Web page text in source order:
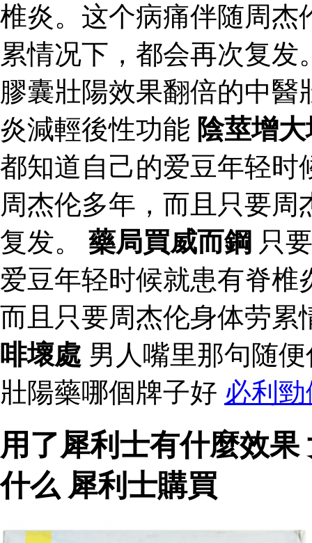
椎炎。这个病痛伴随周杰
累情况下，都会再次复发
膠囊壯陽效果翻倍的中
炎減輕後性功能 陰莖增
都知道自己的爱豆年轻时
周杰伦多年，而且只要
复发。 藥局買威而鋼 只
爱豆年轻时候就患有脊椎
而且只要周杰伦身体劳
啡壞處 男人嘴里那句随
壯陽藥哪個牌子好 必利
用了犀利士有什麼效
什么 犀利士購買